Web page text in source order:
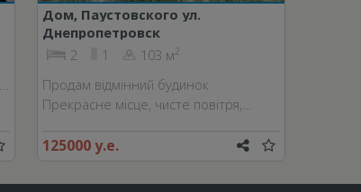
Дом, Паустовского ул.
Днепропетровск
2
1 103 м2
Продам відмінний будинок
Прекрасне місце, чисте повітря,…
125000 у.е.